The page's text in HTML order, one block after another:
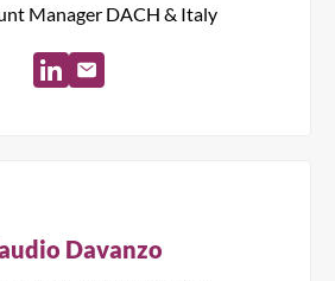
Manager DACH & Italy
Davanzo